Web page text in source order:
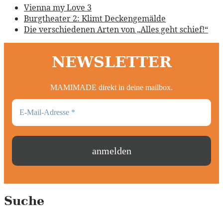
Vienna my Love 3
Burgtheater 2: Klimt Deckengemälde
Die verschiedenen Arten von „Alles geht schief!“
NEWSLETTER
MAMIMADE direkt in deine mailbox.
Suche